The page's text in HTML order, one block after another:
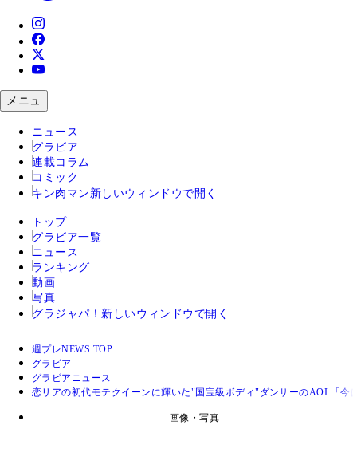
メニュ
ニュース
グラビア
連載コラム
コミック
キン肉マン 新しいウィンドウで開く
トップ
グラビア一覧
ニュース
ランキング
動画
写真
グラジャパ！ 新しいウィンドウで開く
週プレNEWS TOP
グラビア
グラビアニュース
恋リアの初代モテクイーンに輝いた"国宝級ボディ"ダンサーのAOI 「今
画像・写真